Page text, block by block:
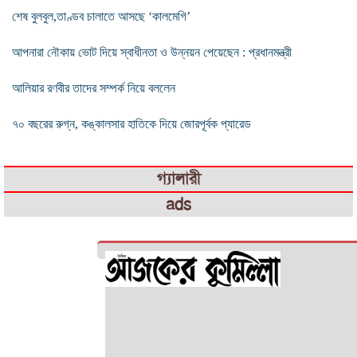
শেষ বুলবুল,তাণ্ডব চালাতে আসছে ‘কালমেগি’
আপনারা নৌকায় ভোট দিয়ে স্বাধীনতা ও উন্নয়ন পেয়েছেন : প্রধানমন্ত্রী
আলিয়ার রণবীর তাদের সম্পর্ক নিয়ে বললেন
৭০ বছরের রুগ্ন, কঙ্কালসার হাতিকে দিয়ে জোরপূর্বক প্যারেড
গ্যালারী
ads